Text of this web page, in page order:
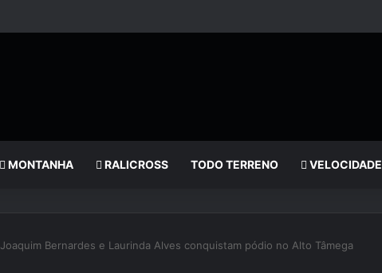
MONTANHA RALICROSS TODO TERRENO VELOCIDADE
Joaquim Bernardes e Laurinda Alves conquistam pódio no Alto Tâmega